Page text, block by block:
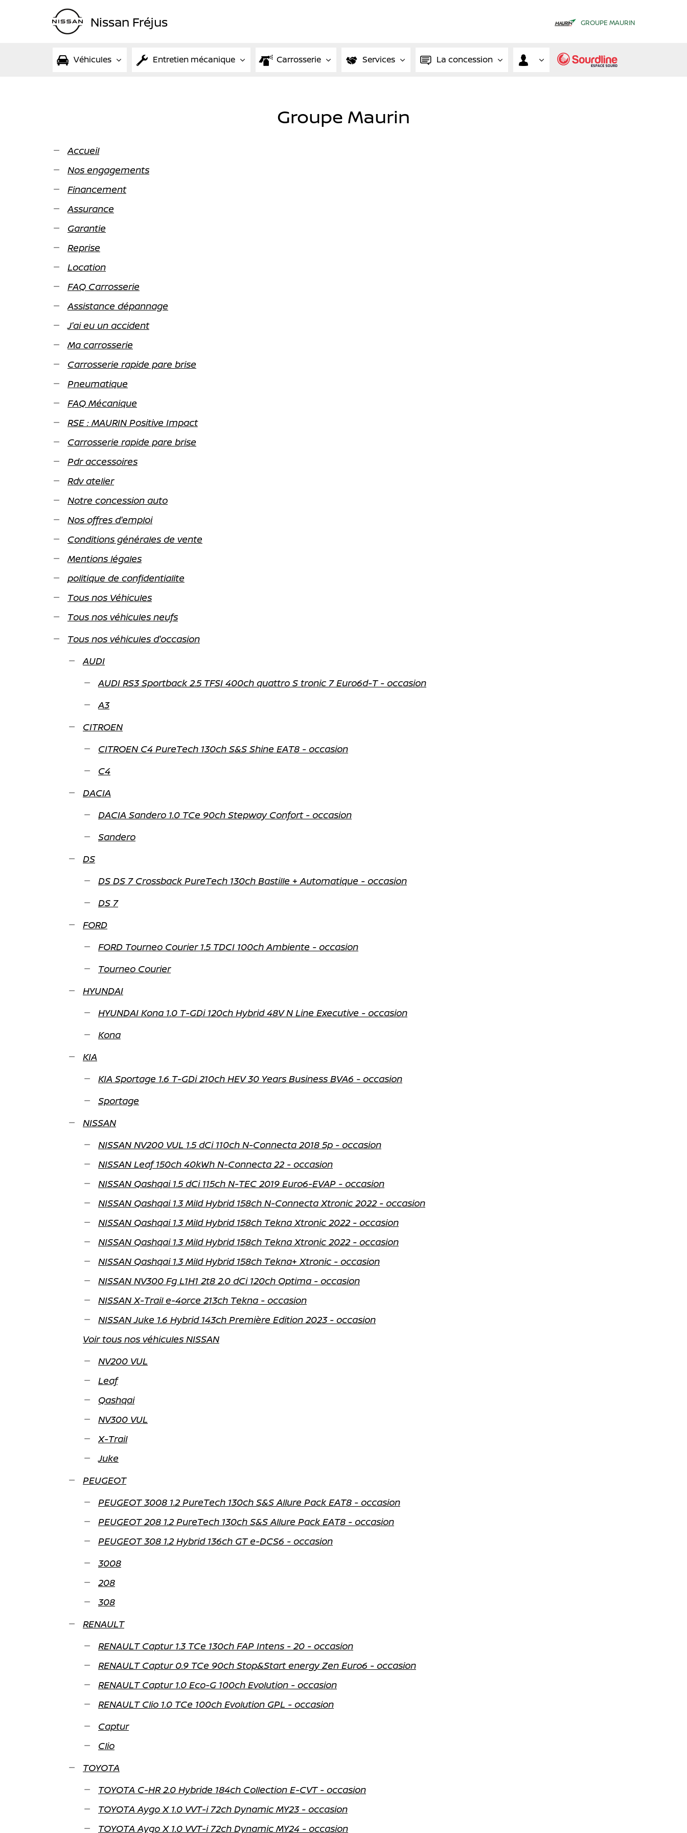
Nissan Fréjus GROUPE MAURIN
Véhicules Entretien mécanique Carrosserie Services La concession
Groupe Maurin
Accueil
Nos engagements
Financement
Assurance
Garantie
Reprise
Location
FAQ Carrosserie
Assistance dépannage
J'ai eu un accident
Ma carrosserie
Carrosserie rapide pare brise
Pneumatique
FAQ Mécanique
RSE : MAURIN Positive Impact
Carrosserie rapide pare brise
Pdr accessoires
Rdv atelier
Notre concession auto
Nos offres d'emploi
Conditions générales de vente
Mentions légales
politique de confidentialite
Tous nos Véhicules
Tous nos véhicules neufs
Tous nos véhicules d'occasion
AUDI
AUDI RS3 Sportback 2.5 TFSI 400ch quattro S tronic 7 Euro6d-T - occasion
A3
CITROEN
CITROEN C4 PureTech 130ch S&S Shine EAT8 - occasion
C4
DACIA
DACIA Sandero 1.0 TCe 90ch Stepway Confort - occasion
Sandero
DS
DS DS 7 Crossback PureTech 130ch Bastille + Automatique - occasion
DS 7
FORD
FORD Tourneo Courier 1.5 TDCI 100ch Ambiente - occasion
Tourneo Courier
HYUNDAI
HYUNDAI Kona 1.0 T-GDi 120ch Hybrid 48V N Line Executive - occasion
Kona
KIA
KIA Sportage 1.6 T-GDi 210ch HEV 30 Years Business BVA6 - occasion
Sportage
NISSAN
NISSAN NV200 VUL 1.5 dCi 110ch N-Connecta 2018 5p - occasion
NISSAN Leaf 150ch 40kWh N-Connecta 22 - occasion
NISSAN Qashqai 1.5 dCi 115ch N-TEC 2019 Euro6-EVAP - occasion
NISSAN Qashqai 1.3 Mild Hybrid 158ch N-Connecta Xtronic 2022 - occasion
NISSAN Qashqai 1.3 Mild Hybrid 158ch Tekna Xtronic 2022 - occasion
NISSAN Qashqai 1.3 Mild Hybrid 158ch Tekna Xtronic 2022 - occasion
NISSAN Qashqai 1.3 Mild Hybrid 158ch Tekna+ Xtronic - occasion
NISSAN NV300 Fg L1H1 2t8 2.0 dCi 120ch Optima - occasion
NISSAN X-Trail e-4orce 213ch Tekna - occasion
NISSAN Juke 1.6 Hybrid 143ch Première Edition 2023 - occasion
Voir tous nos véhicules NISSAN
NV200 VUL
Leaf
Qashqai
NV300 VUL
X-Trail
Juke
PEUGEOT
PEUGEOT 3008 1.2 PureTech 130ch S&S Allure Pack EAT8 - occasion
PEUGEOT 208 1.2 PureTech 130ch S&S Allure Pack EAT8 - occasion
PEUGEOT 308 1.2 Hybrid 136ch GT e-DCS6 - occasion
3008
208
308
RENAULT
RENAULT Captur 1.3 TCe 130ch FAP Intens - 20 - occasion
RENAULT Captur 0.9 TCe 90ch Stop&Start energy Zen Euro6 - occasion
RENAULT Captur 1.0 Eco-G 100ch Evolution - occasion
RENAULT Clio 1.0 TCe 100ch Evolution GPL - occasion
Captur
Clio
TOYOTA
TOYOTA C-HR 2.0 Hybride 184ch Collection E-CVT - occasion
TOYOTA Aygo X 1.0 VVT-i 72ch Dynamic MY23 - occasion
TOYOTA Aygo X 1.0 VVT-i 72ch Dynamic MY24 - occasion